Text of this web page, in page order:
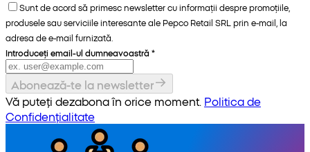
Sunt de acord să primesc newsletter cu informații despre promoțiile,
produsele sau serviciile interesante ale Pepco Retail SRL prin e-mail, la
adresa de e-mail furnizată.
Introduceți email-ul dumneavoastră *
Abonează-te la newsletter
Vă puteți dezabona în orice moment. Politica de
Confidențialitate